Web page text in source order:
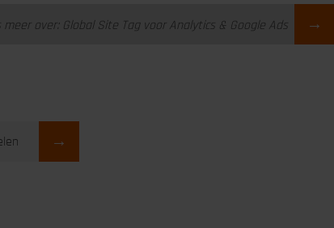
meer over: Global Site Tag voor Analytics & Google Ads →
→